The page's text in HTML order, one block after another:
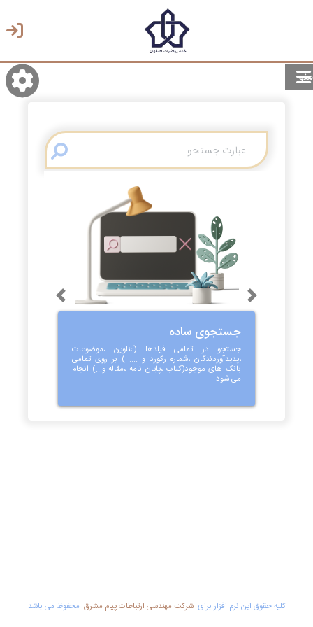
منو
انتخاب زبان
جستجوی ساده
جستجو در تمامی فیلدها (عناوین ،موضوعات
،پدیدآوردندگان ،شماره رکورد و .... ) بر روی تمامی
بانک های موجود(کتاب ،پایان نامه ،مقاله و...) انجام
می شود
Previous Next
کليه حقوق اين نرم افزار برای شرکت مهندسي ارتباطات پیام مشرق محفوظ مي باشد